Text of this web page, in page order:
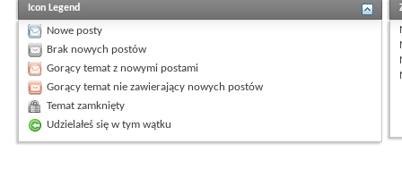
Icon Legend
Nowe posty
Brak nowych postów
Gorący temat z nowymi postami
Gorący temat nie zawierający nowych postów
Temat zamknięty
Udzielałeś się w tym wątku